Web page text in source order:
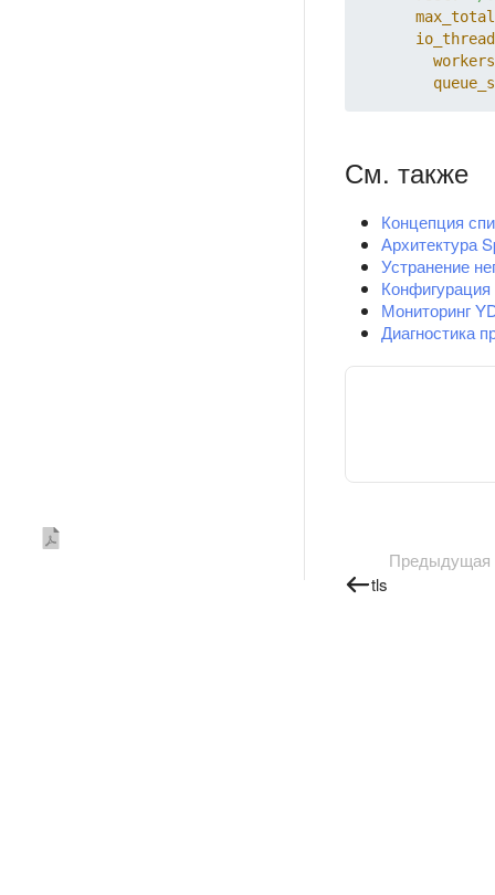
См. также
Концепция
Архитектура
Устранение
Мониторинг
Диагностика
Предыдущая
tls